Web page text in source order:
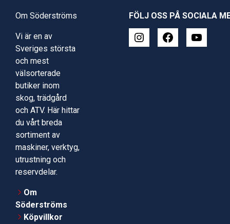
Om Söderströms
Vi är en av
Sveriges största
och mest
välsorterade
butiker inom
skog, trädgård
och ATV. Här hittar
du vårt breda
sortiment av
maskiner, verktyg,
utrustning och
reservdelar.
Om
Söderströms
Köpvillkor
FÖLJ OSS PÅ SOCIALA